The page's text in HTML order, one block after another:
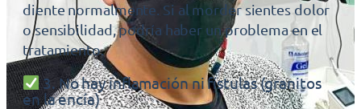
diente normalmente. Si al morder sientes dolor
o sensibilidad, podría haber un problema en el
tratamiento.
3. No hay inflamación ni fístulas (granitos
en la encía)